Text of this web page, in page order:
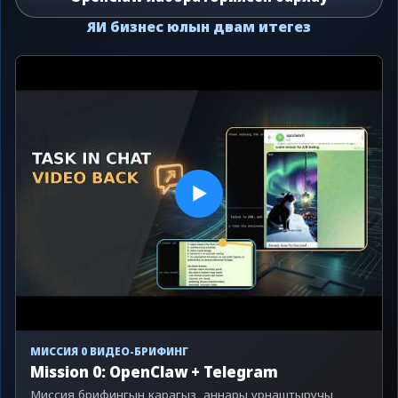
ЯИ бизнес юлын дәвам итегез
▶
МИССИЯ 0 ВИДЕО-БРИФИНГ
Mission 0: OpenClaw + Telegram
Миссия брифингын карагыз, аннары урнаштыручы